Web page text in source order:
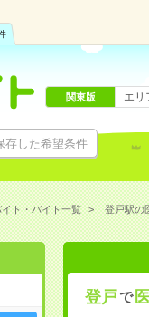
存した希望条件
関東版 エリ
ト・バイト一覧 登戸駅の
登戸で